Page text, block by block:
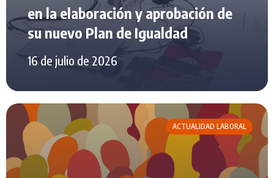
en la elaboración y aprobación de
su nuevo Plan de Igualdad
16 de julio de 2026
ACTUALIDAD LABORAL